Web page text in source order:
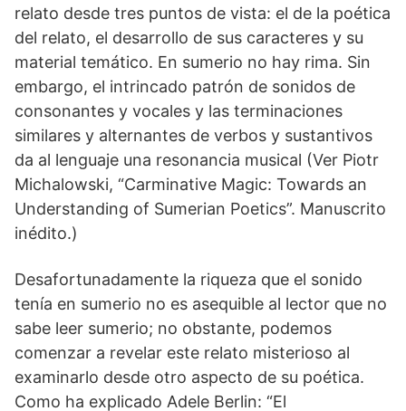
relato desde tres puntos de vista: el de la poética
del relato, el desarrollo de sus caracteres y su
material temático. En sumerio no hay rima. Sin
embargo, el intrincado patrón de sonidos de
consonantes y vocales y las terminaciones
similares y alternantes de verbos y sustantivos
da al lenguaje una resonancia musical (Ver Piotr
Michalowski, “Carminative Magic: Towards an
Understanding of Sumerian Poetics”. Manuscrito
inédito.)
Desafortunadamente la riqueza que el sonido
tenía en sumerio no es asequible al lector que no
sabe leer sumerio; no obstante, podemos
comenzar a revelar este relato misterioso al
examinarlo desde otro aspecto de su poética.
Como ha explicado Adele Berlin: “El